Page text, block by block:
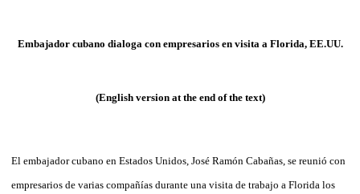
Embajador cubano dialoga con empresarios en visita a Florida, EE.UU.
(English version at the end of the text)
El embajador cubano en Estados Unidos, José Ramón Cabañas, se reunió con
empresarios de varias compañías durante una visita de trabajo a Florida los